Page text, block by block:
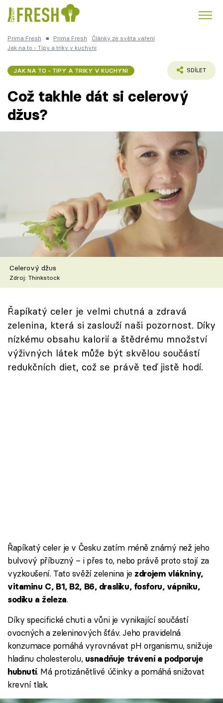
Trendy: Kuře Polévky k večeři
Česká kuchyně Čokoláda
Témata
TV Program
Škola vaření
Recepty z TV
Speciál: Cuketa
Těhotnej kuchař
Sledujte prima+
Přihlášení
Prima Fresh ■ Prima Fresh
Články ze světa vaření
Jak na to - Tipy a triky v kuchyni
JAK NA TO - TIPY A TRIKY V KUCHYNI SDÍLET
Což takhle dát si celerový
džus?
Celerový džus
Zdroj: Thinkstock
Řapíkatý celer je velmi chutná a zdravá
zelenina, která si zaslouží naši pozornost. Díky
nízkému obsahu kalorií a štědrému množství
výživných látek může být skvělou součástí
redukčních diet, což se právě teď jistě hodí.
Řapíkatý celer je v Česku zatím méně známý než jeho
bulvový příbuzný – i přes to, nebo právě proto stojí za
vyzkoušení. Tato svěží zelenina je zdrojem vlákniny,
vitaminu C, B1, B2, B6, draslíku, fosforu, vápníku,
sodíku a železa.
Díky specifické chuti a vůni je vynikající součástí
ovocných a zeleninových šťáv. Jeho pravidelná
konzumace pomáhá vyrovnávat pH organismu, snižuje
hladinu cholesterolu, usnadňuje trávení a podporuje
hubnutí. Má protizánětlivé účinky a pomáhá snižovat
krevní tlak.